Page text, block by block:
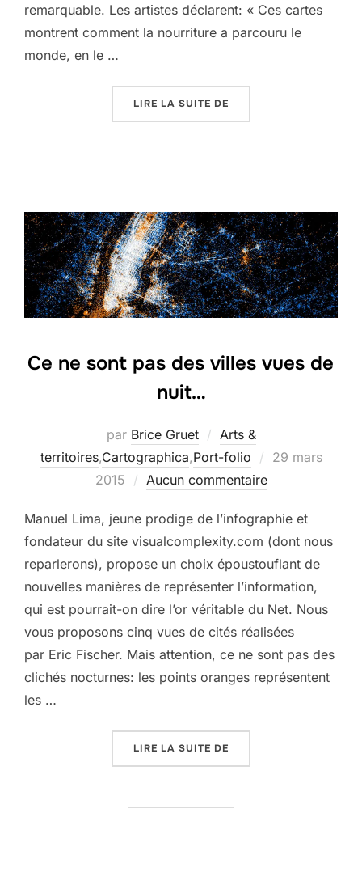
remarquable. Les artistes déclarent: « Ces cartes
montrent comment la nourriture a parcouru le
monde, en le …
LIRE LA SUITE DE
Ce ne sont pas des villes vues de
nuit…
par Brice Gruet
Arts &
territoires,Cartographica,Port-folio
Publié
29 mars
2015
Aucun commentaire
Manuel Lima, jeune prodige de l’infographie et
fondateur du site visualcomplexity.com (dont nous
reparlerons), propose un choix époustouflant de
nouvelles manières de représenter l’information,
qui est pourrait-on dire l’or véritable du Net. Nous
vous proposons cinq vues de cités réalisées
par Eric Fischer. Mais attention, ce ne sont pas des
clichés nocturnes: les points oranges représentent
les …
LIRE LA SUITE DE